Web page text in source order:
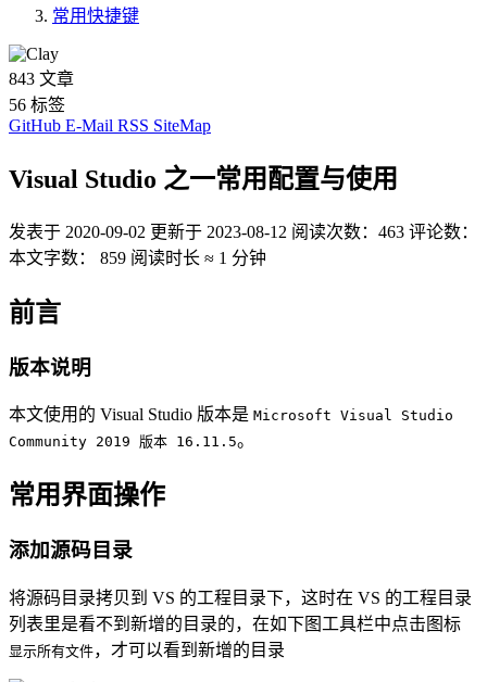
常用快捷键
843 文章
56 标签
GitHub E-Mail RSS SiteMap
Visual Studio 之一常用配置与使用
发表于 2020-09-02 更新于 2023-08-12 阅读次数： 463 评论数：
本文字数：
859 阅读时长 ≈ 1 分钟
前言
版本说明
本文使用的 Visual Studio 版本是 Microsoft Visual Studio
Community 2019 版本 16.11.5。
常用界面操作
添加源码目录
将源码目录拷贝到 VS 的工程目录下，这时在 VS 的工程目录
列表里是看不到新增的目录的，在如下图工具栏中点击图标
显示所有文件，才可以看到新增的目录